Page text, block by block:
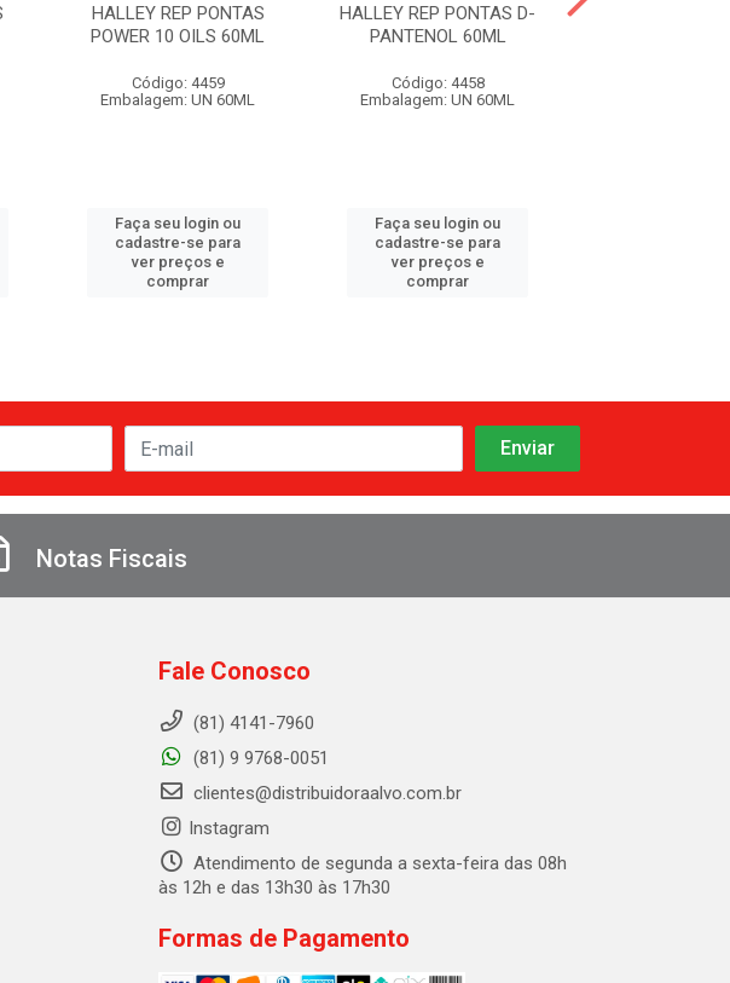
HALLEY REP PONTAS
POWER 10 OILS 60ML
Código: 4459
Embalagem: UN 60ML
Faça seu login ou
cadastre-se para
ver preços e
comprar
HALLEY REP PONTAS D-
PANTENOL 60ML
Código: 4458
Embalagem: UN 60ML
Faça seu login ou
cadastre-se para
ver preços e
comprar
Notas Fiscais
Fale Conosco
(81) 4141-7960
(81) 9 9768-0051
clientes@distribuidoraalvo.com.br
Instagram
Atendimento de segunda a sexta-feira das 08h
às 12h e das 13h30 às 17h30
Formas de Pagamento